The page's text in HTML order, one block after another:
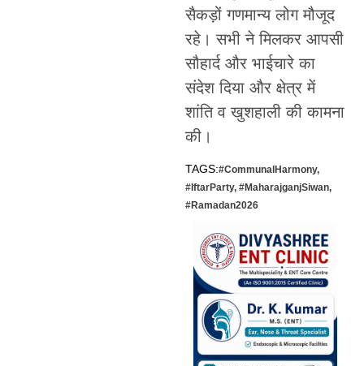
सैकड़ों गणमान्य लोग मौजूद
रहे। सभी ने मिलकर आपसी
सौहार्द और भाईचारे का
संदेश दिया और क्षेत्र में
शांति व खुशहाली की कामना
की।
TAGS:#CommunalHarmony,
#IftarParty, #MaharajganjSiwan,
#Ramadan2026